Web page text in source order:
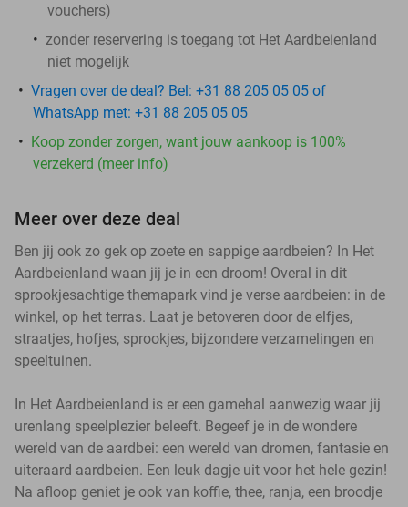
vouchers)
zonder reservering is toegang tot Het Aardbeienland
niet mogelijk
Vragen over de deal? Bel: +31 88 205 05 05 of
WhatsApp met: +31 88 205 05 05
Koop zonder zorgen, want jouw aankoop is 100%
verzekerd (meer info)
Meer over deze deal
Ben jij ook zo gek op zoete en sappige aardbeien? In Het
Aardbeienland waan jij je in een droom! Overal in dit
sprookjesachtige themapark vind je verse aardbeien: in de
winkel, op het terras. Laat je betoveren door de elfjes,
straatjes, hofjes, sprookjes, bijzondere verzamelingen en
speeltuinen.
In Het Aardbeienland is er een gamehal aanwezig waar jij
urenlang speelplezier beleeft. Begeef je in de wondere
wereld van de aardbei: een wereld van dromen, fantasie en
uiteraard aardbeien. Een leuk dagje uit voor het hele gezin!
Na afloop geniet je ook van koffie, thee, ranja, een broodje